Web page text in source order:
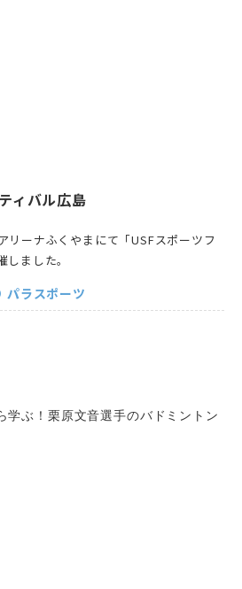
ィバル広島
リーナふくやまにて「USFスポーツフ
ました。
パラスポーツ